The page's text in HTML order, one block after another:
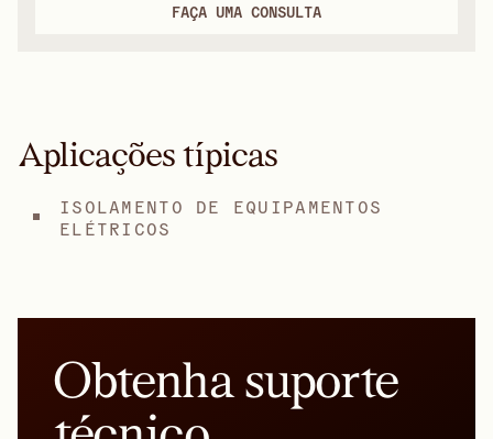
FAÇA UMA CONSULTA
Aplicações típicas
ISOLAMENTO DE EQUIPAMENTOS
ELÉTRICOS
Obtenha suporte